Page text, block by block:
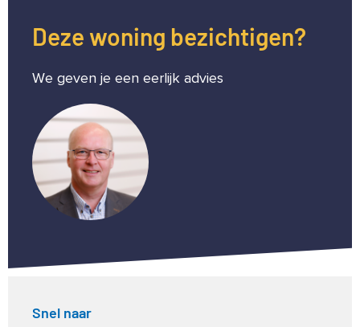
Deze woning bezichtigen?
We geven je een eerlijk advies
Snel naar